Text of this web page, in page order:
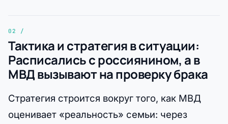
Тактика и стратегия в ситуации:
Расписались с россиянином, а в
МВД вызывают на проверку брака
Стратегия строится вокруг того, как МВД
оценивает «реальность» семьи: через